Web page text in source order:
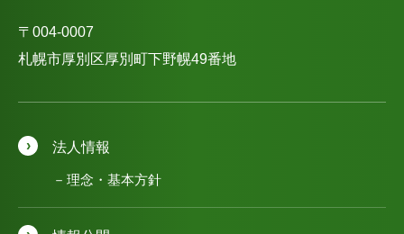
〒004-0007
札幌市厚別区厚別町下野幌49番地
法人情報
理念・基本方針